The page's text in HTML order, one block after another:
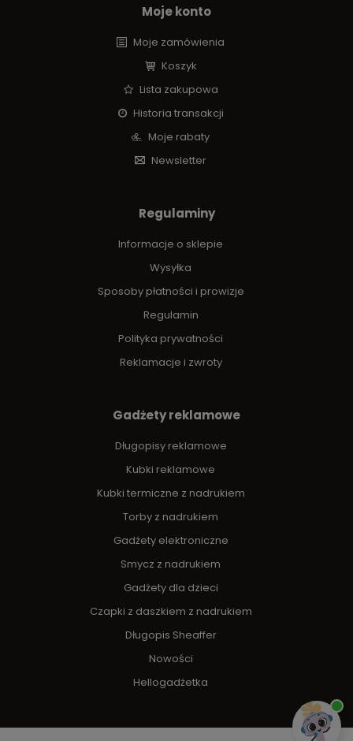
Moje konto
Moje zamówienia
Koszyk
Lista zakupowa
Historia transakcji
Moje rabaty
Newsletter
Regulaminy
Informacje o sklepie
Wysyłka
Sposoby płatności i prowizje
Regulamin
Polityka prywatności
Reklamacje i zwroty
Gadżety reklamowe
Długopisy reklamowe
Kubki reklamowe
Kubki termiczne z nadrukiem
Torby z nadrukiem
Gadżety elektroniczne
Smycz z nadrukiem
Gadżety dla dzieci
Czapki z daszkiem z nadrukiem
Długopis Sheaffer
Nowości
Hellogadżetka